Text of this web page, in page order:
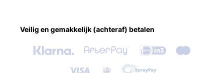
Veilig en gemakkelijk (achteraf) betalen